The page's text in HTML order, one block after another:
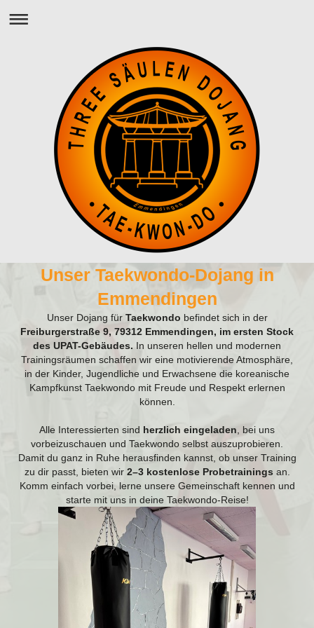
Unser Taekwondo-Dojang in
Emmendingen
Unser Dojang für Taekwondo befindet sich in der
Freiburgerstraße 9, 79312 Emmendingen, im ersten Stock
des UPAT-Gebäudes. In unseren hellen und modernen
Trainingsräumen schaffen wir eine motivierende Atmosphäre,
in der Kinder, Jugendliche und Erwachsene die koreanische
Kampfkunst Taekwondo mit Freude und Respekt erlernen
können.
Alle Interessierten sind herzlich eingeladen , bei uns
vorbeizuschauen und Taekwondo selbst auszuprobieren.
Damit du ganz in Ruhe herausfinden kannst, ob unser Training
zu dir passt, bieten wir 2–3 kostenlose Probetrainings an.
Komm einfach vorbei, lerne unsere Gemeinschaft kennen und
starte mit uns in deine Taekwondo‑Reise!